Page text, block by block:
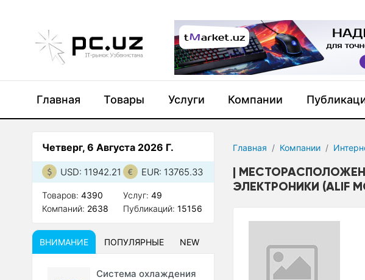
Главная Товары Услуги Компании
Главная Компании
ЭЛЕКТРОНИКИ (ALIF
Четверг, 6 Августа 2026 Г.
USD: 11942.21 EUR: 13765.33
Товаров: 4390
Компаний: 2638
Услуг:49
Публикаций:15156
ВНИМАНИЕ ПОПУЛЯРНЫЕ NEW
Система охлаждения